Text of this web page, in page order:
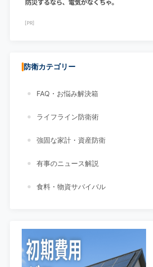
[PR]
防衛カテゴリー
FAQ・お悩み解決箱
ライフライン防衛術
強固な家計・資産防衛
有事のニュース解説
食料・物資サバイバル